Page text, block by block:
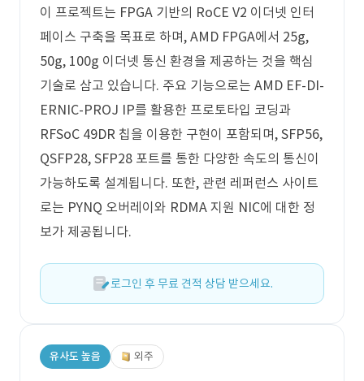
이 프로젝트는 FPGA 기반의 RoCE V2 이더넷 인터
페이스 구축을 목표로 하며, AMD FPGA에서 25g,
50g, 100g 이더넷 통신 환경을 제공하는 것을 핵심
기술로 삼고 있습니다. 주요 기능으로는 AMD EF-DI-
ERNIC-PROJ IP를 활용한 프로토타입 코딩과
RFSoC 49DR 칩을 이용한 구현이 포함되며, SFP56,
QSFP28, SFP28 포트를 통한 다양한 속도의 통신이
가능하도록 설계됩니다. 또한, 관련 레퍼런스 사이트
로는 PYNQ 오버레이와 RDMA 지원 NIC에 대한 정
보가 제공됩니다.
로그인 후 무료 견적 상담 받으세요.
유사도 높음 외주